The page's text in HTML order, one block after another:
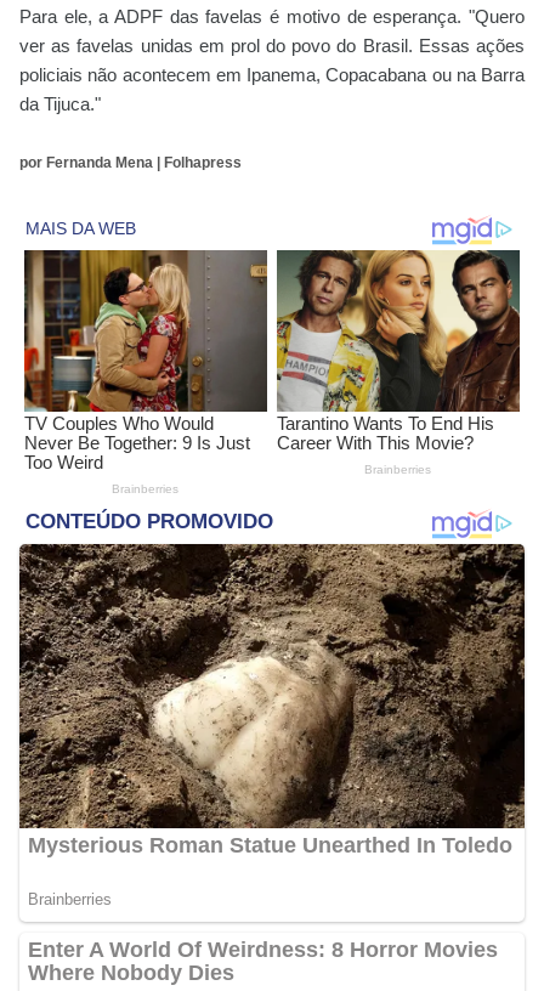
Para ele, a ADPF das favelas é motivo de esperança. "Quero
ver as favelas unidas em prol do povo do Brasil. Essas ações
policiais não acontecem em Ipanema, Copacabana ou na Barra
da Tijuca."
por Fernanda Mena | Folhapress